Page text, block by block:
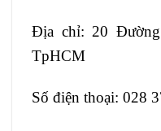
Địa chỉ: 20
TpHCM
Số điện thoại: 028